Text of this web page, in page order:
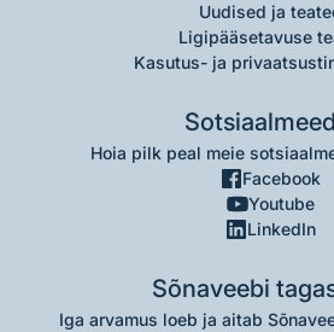
Uudised ja
Ligipääsetavuse
Kasutus- ja
Hoia pilk peal meie
Facebook
Youtube
LinkedIn
Sõnaveebi
Iga arvamus loeb ja aitab